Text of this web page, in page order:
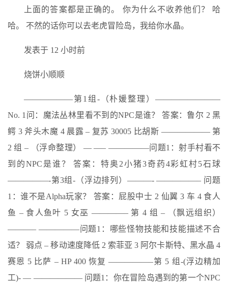
上面的答案都是正确的。 你为什么不收养他们？ 哈
哈。 不然的话你可以去老虎冒险岛，我给你水晶。
发表于 12 小时前
烧饼小顺顺
——————第1组-（朴媛整理）————————
No. 1问：魔法丛林里看不到的NPC是谁？ 答案：鲁尔 2 黑
鳄 3 斧头木魔 4 晨露 – 复苏 30005 比胡斯 —————— 第
2 组 – （浮命整理） — —– —————问题1：射手村看不
到的NPC是谁？ 答案：特奥2小猪3奇药4彩虹村5石球
—————-第3组-（浮边排列）———- —————– 问题
1：谁不是Alpha玩家？ 答案：屁股中士 2 仙翼 3 车 4 食人
鱼 – 食人鱼叶 5 女巫 ————– 第 4 组 – （飘远组织）
———– —————问题1：哪些怪物技能和技能描述不合
适？ 弱点 – 移动速度降低 2 索菲亚 3 阿尔卡斯特、黑水晶 4
赛恩 5 比萨 – HP 400 恢复 —————–第 5 组-(浮边精加
工)- — —————— 问题1：你在冒险岛遇到的第一个NPC